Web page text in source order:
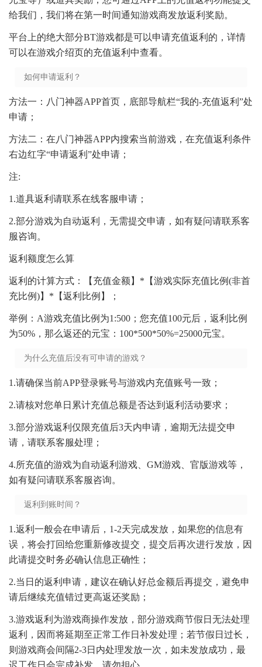
给我们，我们将在第一时间通知游戏商发放返利奖励。
平台上的绝大部分BT游戏都是可以申请充值返利的，详情
可以在游戏介绍页的充值返利中查看。
如何申请返利？
方法一：八门神器APP首页，底部导航栏“我的-充值返利”处
申请；
方法二：在八门神器APP内搜索当前游戏，在充值返利条件
右边红字“申请返利”处申请；
注:
1.道具返利请联系在线客服申请；
2.部分游戏为自动返利，无需提交申请，如有疑问请联系客
服咨询。
返利额度怎么算
返利的计算方式：【充值金额】*【游戏实际充值比例(非首
充比例)】*【返利比例】；
举例：A游戏充值比例为1:500；您充值100元后，返利比例
为50%，那么返还的元宝：100*500*50%=25000元宝。
为什么充值后没有可申请的游戏？
1.请确保当前APP登录账号与游戏内充值账号一致；
2.请核对您单日累计充值总额是否达到返利活动要求；
3.部分游戏返利仅限充值后3天内申请，逾期无法提交申
请，请联系客服处理；
4.所充值的游戏为自动返利游戏、GM游戏、官版游戏等，
如有疑问请联系客服咨询。
返利到账时间？
1.返利一般会在申请后，1-2天完成发放，如果您的信息有
误，将会打回给您重新修改提交，提交后再次进行发放，因
此请提交时务必确认信息正确性；
2.当日的返利申请，建议在确认好总金额后再提交，避免申
请后继续充值错过更高返还奖励；
3.游戏返利为游戏商操作发放，部分游戏商节假日无法处理
返利，因而将延期至正常工作日补发处理；若节假日过长，
则游戏商会间隔2-3日内处理发放一次，如未发放成功，最
迟工作日会完成补发，请勿担心。